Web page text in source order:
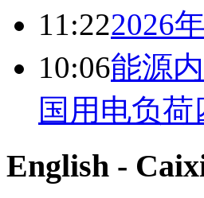
11:222026
10:06能源
国用电负荷
English -